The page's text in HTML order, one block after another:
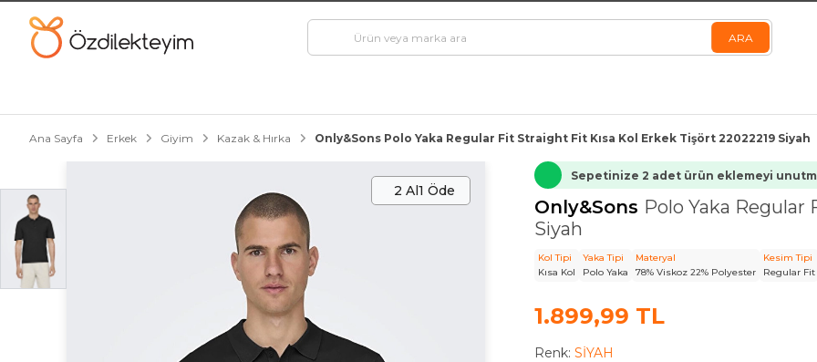
Ana Sayfa Erkek Giyim Kazak & Hırka Only&Sons Polo Yaka Regular Fit Straight Fit Kısa Kol Erkek Tişört 22022219 Siyah
Sepetinize 2 adet ürün eklemeyi
Only&Sons Polo Yaka Regular
Siyah
Kol Tipi
Kısa Kol
Yaka Tipi
Polo Yaka
Materyal
78% Viskoz 22% Polyester
Kesim Tipi
Regular Fit
2 Al1 Öde
1.899,99 TL
Renk: SİYAH